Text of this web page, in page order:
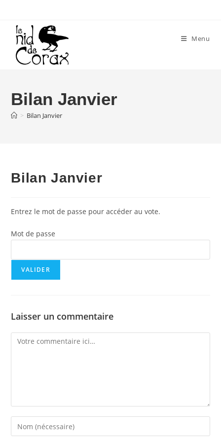
content
Menu
Bilan Janvier
> Bilan Janvier
Bilan Janvier
Entrez le mot de passe pour accéder au vote.
Mot de passe
Laisser un commentaire
Comment
Enter
your